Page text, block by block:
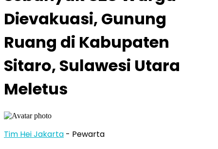
Dievakuasi, Gunung
Ruang di Kabupaten
Sitaro, Sulawesi Utara
Meletus
Tim Hei Jakarta - Pewarta